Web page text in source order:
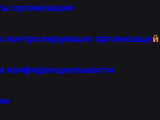
организации
контролирующих организаций
конфиденциальности